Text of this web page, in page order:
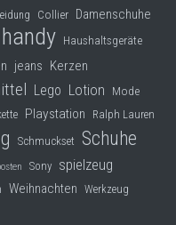
Collier Damenschuhe
handy Haushaltsgeräte
jeans Kerzen
Lego Lotion Mode
Playstation Ralph Lauren
Schmuckset Schuhe
Sony spielzeug
Weihnachten Werkzeug